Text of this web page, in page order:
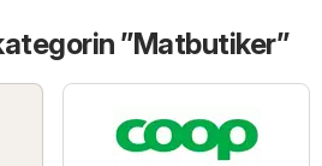
”Matbutiker”